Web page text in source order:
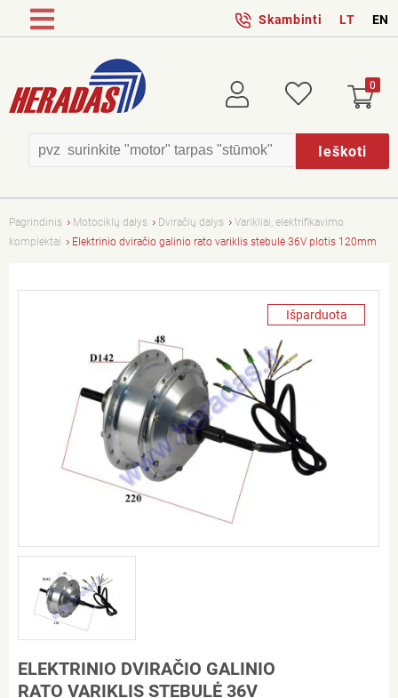
Skambinti LT EN
Ieškoti
Prisijungti Patikusios 0
Pagrindinis Motociklų dalys Dviračių dalys
Varikliai, elektrifikavimo
komplektai
Elektrinio dviračio galinio rato variklis stebulė 36V plotis 120mm
Išparduota
ELEKTRINIO DVIRAČIO GALINIO
RATO VARIKLIS STEBULĖ 36V